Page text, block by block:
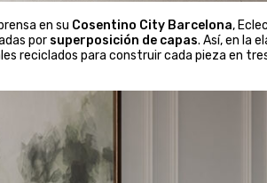
en su Cosentino City Barcelona,
por superposición de capas. Así, en la
reciclados para construir cada pieza en